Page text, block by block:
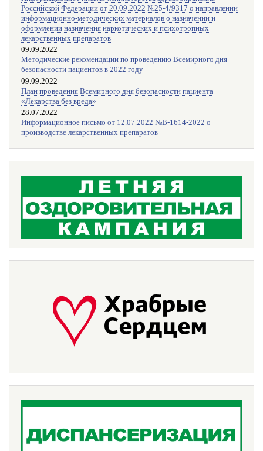
Российской Федерации от 20.09.2022 №25-4/9317 о направлении
информационно-методических материалов о назначении и
оформлении назначения наркотических и психотропных
лекарственных препаратов
09.09.2022
Методические рекомендации по проведению Всемирного дня
безопасности пациентов в 2022 году
09.09.2022
План проведения Всемирного дня безопасности пациента
«Лекарства без вреда»
28.07.2022
Информационное письмо от 12.07.2022 №В-1614-2022 о
производстве лекарственных препаратов